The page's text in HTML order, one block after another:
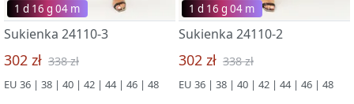
1 d 16 g 03 m
Sukienka 24110-3
302 zł 338 zł
EU 36 | 38 | 40 | 42 | 44 | 46 | 48
1 d 16 g 03 m
Sukienka 24110-2
302 zł 338 zł
EU 36 | 38 | 40 | 42 | 44 | 46 | 48